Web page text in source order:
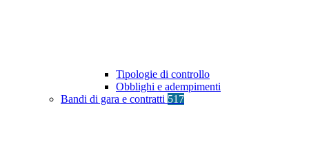
Tipologie di controllo
Obblighi e adempimenti
Bandi di gara e contratti 517